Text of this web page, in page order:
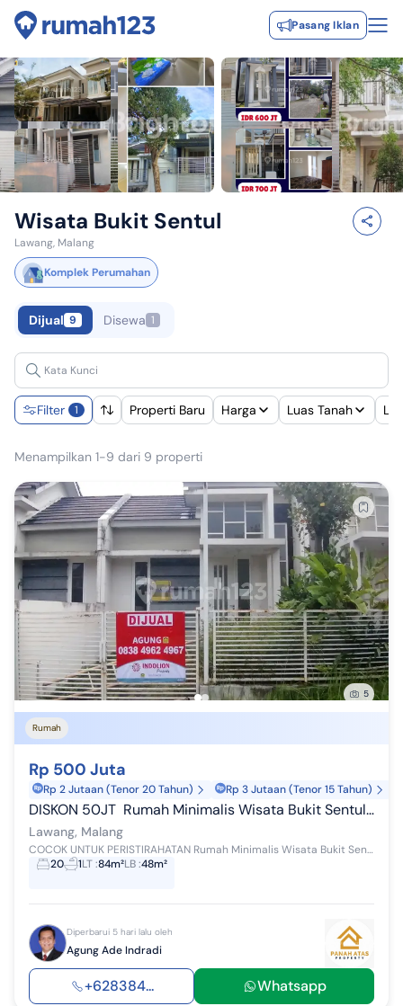
Pasang Iklan
Wisata Bukit Sentul
Lawang, Malang
Komplek Perumahan
Dijual 9 Disewa 1
Filter 1 Properti Baru Harga Luas Tanah
Menampilkan 1-9 dari 9 properti
5
Rumah
Rp 500 Juta
Rp 2 Jutaan (Tenor 20 Tahun) Rp 3 Jutaan (Tenor 15 Tahun)
DISKON 50JT  Rumah Minimalis Wisata Bukit Sentul, Lawang, Malang
Lawang, Malang
COCOK UNTUK PERISTIRAHATAN Rumah Minimalis Wisata Bukit Sentul, Lawang, Malang SHM IMB Lengkap LT 84m2 ( Dim 7x12 ) LB 48m2 2KT 1KM J...
20
1LT:84m²LB:48m²
Diperbarui 5 hari lalu oleh
Agung Ade Indradi
+628384... Whatsapp